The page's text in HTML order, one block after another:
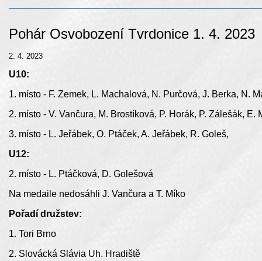
Pohár Osvobození Tvrdonice 1. 4. 2023
2. 4. 2023
U10:
1. místo - F. Zemek, L. Machalová, N. Purčová, J. Berka, N.
2. místo - V. Vančura, M. Brostíková, P. Horák, P. Zálešák, E.
3. místo - L. Jeřábek, O. Ptáček, A. Jeřábek, R. Goleš,
U12:
2. místo - L. Ptáčková, D. Golešová
Na medaile nedosáhli J. Vančura a T. Míko
Pořadí družstev:
1. Tori Brno
2. Slovácká Slávia Uh. Hradiště